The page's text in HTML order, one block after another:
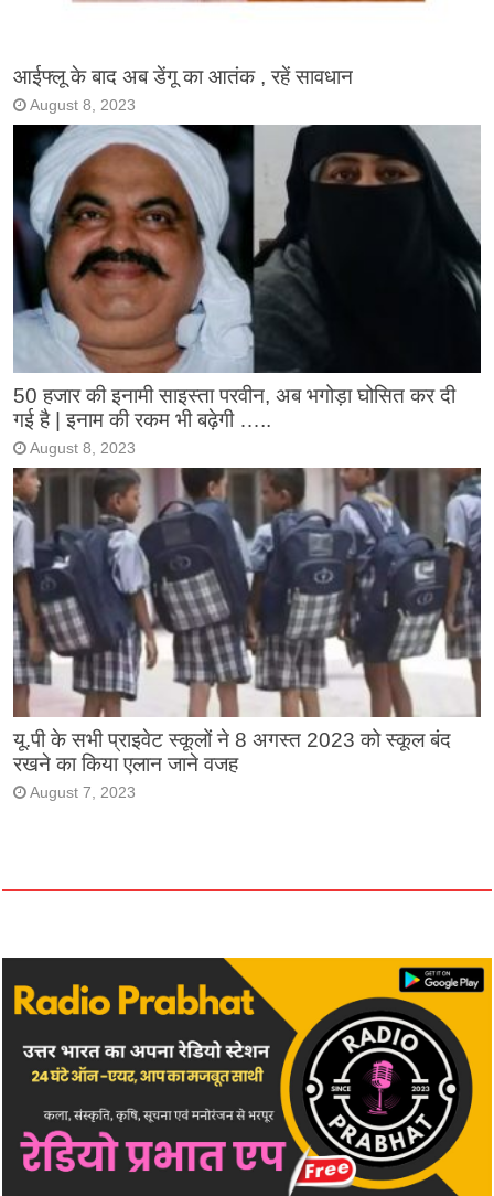
आईफ्लू के बाद अब डेंगू का आतंक , रहें सावधान
August 8, 2023
50 हजार की इनामी साइस्ता परवीन, अब भगोड़ा घोसित कर दी
गई है | इनाम की रकम भी बढ़ेगी …..
August 8, 2023
यू.पी के सभी प्राइवेट स्कूलों ने 8 अगस्त 2023 को स्कूल बंद
रखने का किया एलान जाने वजह
August 7, 2023